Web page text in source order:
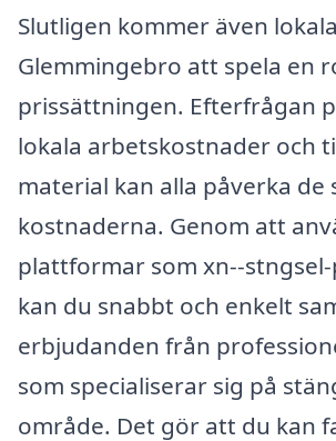
Slutligen kommer även
Glemmingebro att spela en
prissättningen. Efterfrågan
lokala arbetskostnader och
material kan alla påverka de
kostnaderna. Genom att
plattformar som xn--
kan du snabbt och enkelt
erbjudanden från
som specialiserar sig på
område. Det gör att du kan